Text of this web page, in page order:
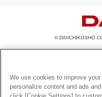
© DAIICHIKOSHO
このサイトに掲載されている一切の文
を問わず、著作権法の定める範囲を超
とを禁じます。
楽曲及びコンテンツは、機種によりご
We use cookies to improve
personalize content and ads